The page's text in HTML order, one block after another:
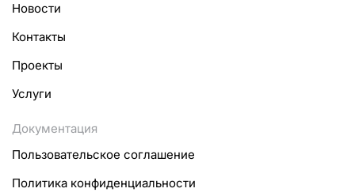
Новости
Контакты
Проекты
Услуги
Документация
Пользовательское соглашение
Политика конфиденциальности